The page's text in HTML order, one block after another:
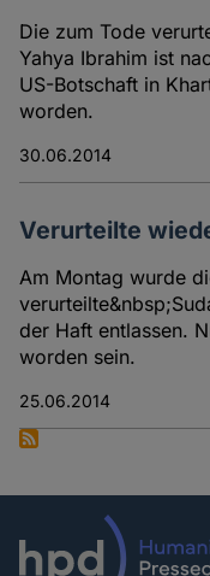
Die zum Tode
Yahya Ibrahim ist
US-Botschaft in
worden.
30.06.2014
Verurteilte
Am Montag wurde
der Haft entlassen.
worden sein.
25.06.2014